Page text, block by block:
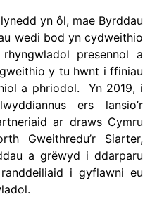
yn ôl, mae Byrddau
wedi bod yn cydweithio
presennol a
y tu hwnt i ffiniau
a phriodol. Yn 2019, i
ers lansio’r
ar draws Cymru
Gweithredu’r Siarter,
a grëwyd i ddarparu
i gyflawni eu